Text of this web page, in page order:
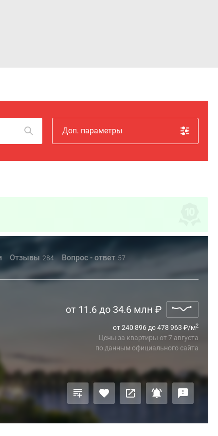
Доп. параметры
Отзывы 284 Вопрос - ответ 57
от 11.6 до 34.6 млн ₽
от 240 896 до 478 963 ₽/м2
Цены за квартиры от7 августа
по данным официального сайта